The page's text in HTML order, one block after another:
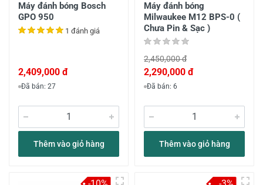
Máy đánh bóng Bosch
GPO 950
1 đánh giá
2,409,000 đ
Đã bán: 27
Thêm vào giỏ hàng
Máy đánh bóng
Milwaukee M12 BPS-0 (
Chưa Pin & Sạc )
2,450,000 đ
2,290,000 đ
Đã bán: 6
Thêm vào giỏ hàng